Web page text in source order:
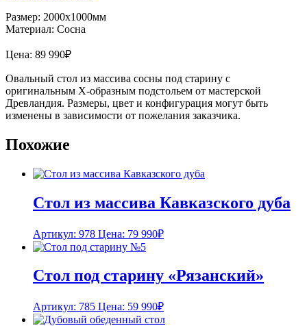
Размер: 2000х1000мм
Материал: Сосна
Цена: 89 990₽
Овальный стол из массива сосны под старину с
оригинальным Х-образным подстольем от мастерской
Древландия. Размеры, цвет и конфигурация могут быть
изменены в зависимости от пожелания заказчика.
Похожие
Стол из массива Кавказского дуба
Артикул: 978 Цена: 79 990₽
Стол под старину «Рязанский»
Артикул: 785 Цена: 59 990₽